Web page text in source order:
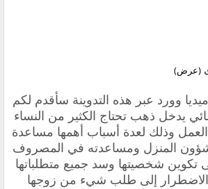
(عرض)
وورد عبر هذه التدوينة سأقدم لكم
يدخل ذهب تحتاج الكثير من النساء
وذلك لعدة أسباب أهمها مساعدة
المنزل ومساعدته في المصروف
تكوين شخصيتها وسد جميع متطلباتها
إلى طلب شيء من زوجها